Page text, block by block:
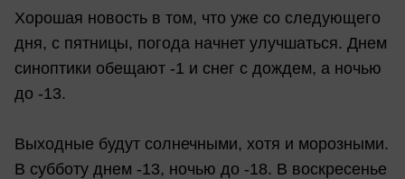
Хорошая новость в том, что уже со следующего
дня, с пятницы, погода начнет улучшаться. Днем
синоптики обещают -1 и снег с дождем, а ночью
до -13.
Выходные будут солнечными, хотя и морозными.
В субботу днем -13, ночью до -18. В воскресенье